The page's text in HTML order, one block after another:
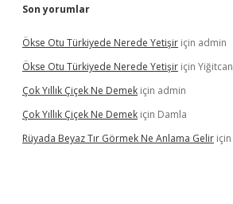
Son yorumlar
Ökse Otu Türkiyede Nerede Yetişir için admin
Ökse Otu Türkiyede Nerede Yetişir için Yiğitcan
Çok Yıllık Çiçek Ne Demek için admin
Çok Yıllık Çiçek Ne Demek için Damla
Rüyada Beyaz Tır Görmek Ne Anlama Gelir için